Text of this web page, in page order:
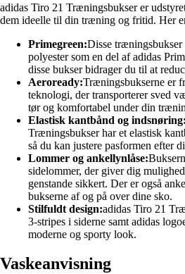
adidas Tiro 21 Træningsbukser er
dem ideelle til din træning og fritid. Her
Primegreen:Disse
polyester som en del af adidas
disse bukser bidrager du til at
Aeroready:Træningsbukserne er
teknologi, der transporterer sved
tør og komfortabel under din
Elastisk kantbånd og indsnøring:
Træningsbukser har et elastisk
så du kan justere pasformen efter
Lommer og ankellynlåse:
sidelommer, der giver dig
genstande sikkert. Der er også
bukserne af og på over dine sko.
Stilfuldt design:adidas Tiro 21
3-stripes i siderne samt adidas
moderne og sporty look.
Vaskeanvisning